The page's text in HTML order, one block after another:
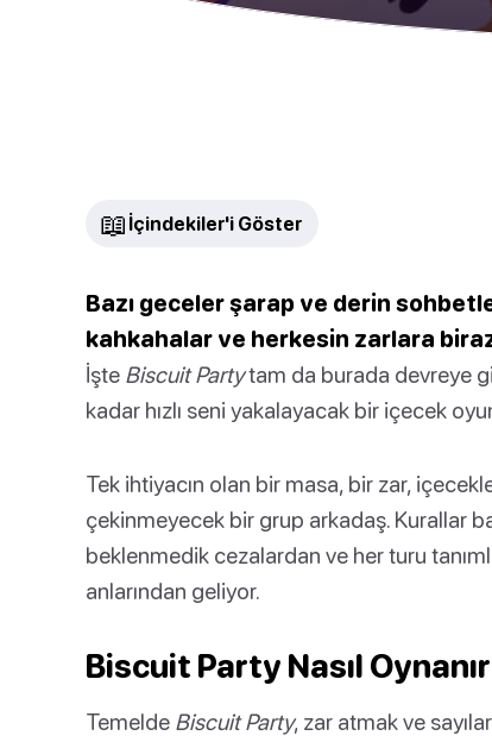
📖 İçindekiler'i Göster
Bazı geceler şarap ve derin
kahkahalar ve herkesin zarlara
İşte Biscuit Partytam da burada devreye
kadar hızlı seni yakalayacak bir içecek
Tek ihtiyacın olan bir masa, bir zar,
çekinmeyecek bir grup arkadaş. Kurallar
beklenmedik cezalardan ve her turu
anlarından geliyor.
Biscuit Party Nasıl Oynanır
Temelde Biscuit Party, zar atmak ve